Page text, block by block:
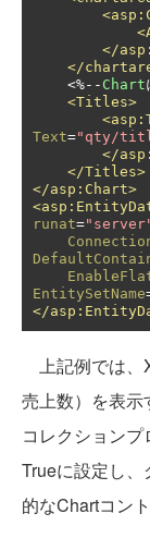
</
</
<%-- Chart
<Titles>
Text="qty/
</
</Titles>
</asp:Chart>
runat=
EntitySetName
</
上記例では、
売上数）を表
コレクション
Trueに設定し
的なChartコン